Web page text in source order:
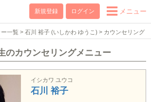
新規登録 ログイン メニュー
一覧 > 石川 裕子 (いしかわ ゆうこ) > カウンセリング
のカウンセリングメニュー
イシカワ ユウコ
石川 裕子